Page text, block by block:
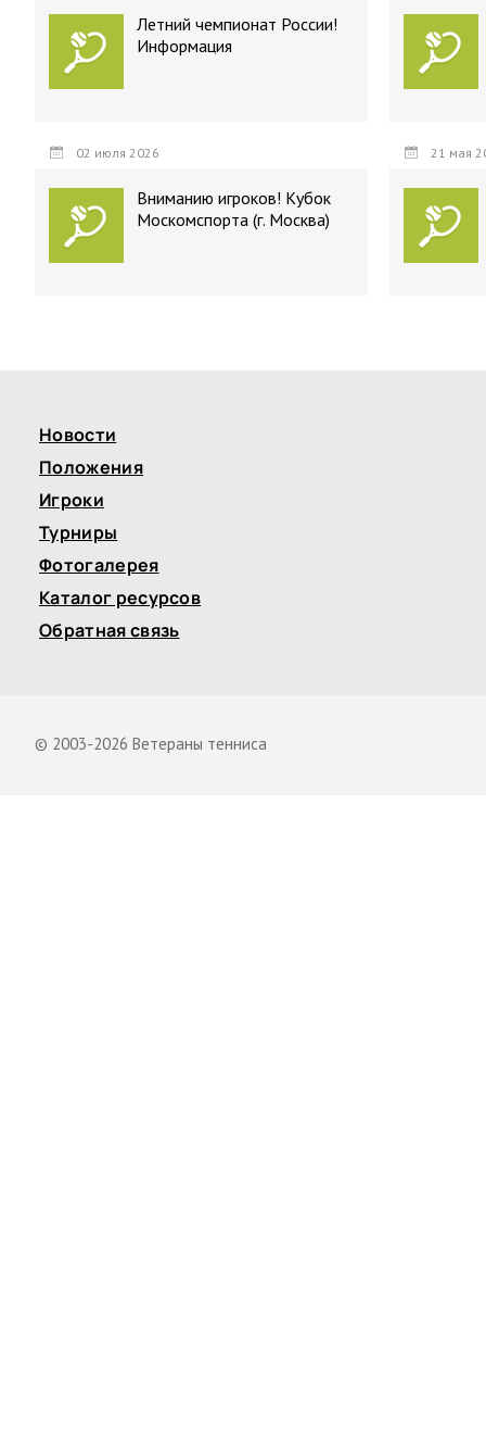
Летний чемпионат России!
Информация
02 июля 2026
Вниманию игроков! Кубок
Москомспорта (г. Москва)
21 мая
Новости
Положения
Игроки
Турниры
Фотогалерея
Каталог ресурсов
Обратная связь
© 2003-2026 Ветераны тенниса